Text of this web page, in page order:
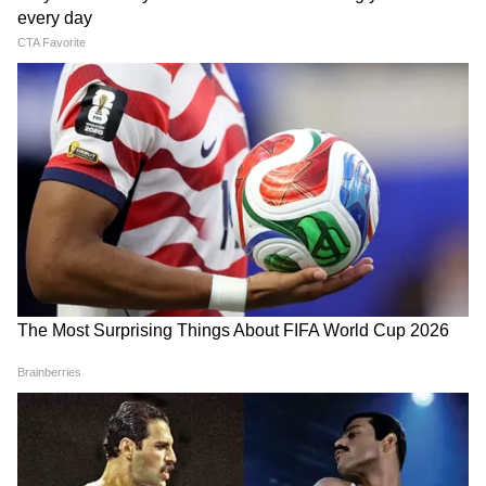
BMC के सख्त आदेश
DOWNLOAD APP
Asianet News Hindi पर पढ़ें देशभर की सबसे ताज़ा
National News in Hindi , जो हम खास तौर पर
आपके लिए चुनकर लाते हैं। दुनिया की हलचल, अंतरराष्ट्रीय
घटनाएं और बड़े अपडेट — सब कुछ साफ, संक्षिप्त और
भरोसेमंद रूप में पाएं हमारीWorld News in Hindi
कवरेज में। अपने राज्य से जुड़ी खबरें, प्रशासनिक फैसले
और स्थानीय बदलाव जानने के लिए देखेंState News
in Hindi, बिल्कुल आपके आसपास की भाषा में। उत्तर
प्रदेश से राजनीति से लेकर जिलों के जमीनी मुद्दों तक —
हर ज़रूरी जानकारी मिलती है यहां, हमारे
सेक्शन में। औरBihar Newsमें पाएं बिहार की असली
आवाज — गांव-कस्बों से लेकर पटना तक की ताज़ा रिपोर्ट,
कहानी और अपडेट के साथ, सिर्फ Asianet News
Hindi पर।